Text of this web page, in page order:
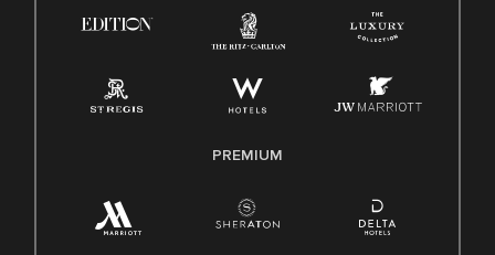
Ley de licencia familiar y médica (FMLA)
PREMIUM